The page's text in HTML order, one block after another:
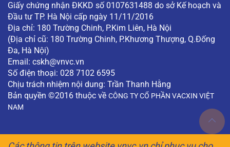
Giấy chứng nhận ĐKKD số 0107631488 do sở Kế hoạch và
Đầu tư TP. Hà Nội cấp ngày 11/11/2016
Địa chỉ: 180 Trường Chinh, P.Kim Liên, Hà Nội
(Địa chỉ cũ: 180 Trường Chinh, P.Khương Thượng, Q.Đống
Đa, Hà Nội)
Email: cskh@vnvc.vn
Số điện thoại: 028 7102 6595
Chịu trách nhiệm nội dung: Trần Thanh Hằng
Bản quyền ©2016 thuộc về CÔNG TY CỔ PHẦN VACXIN VIỆT
NAM